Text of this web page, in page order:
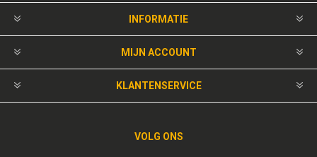
INFORMATIE
MIJN ACCOUNT
KLANTENSERVICE
VOLG ONS